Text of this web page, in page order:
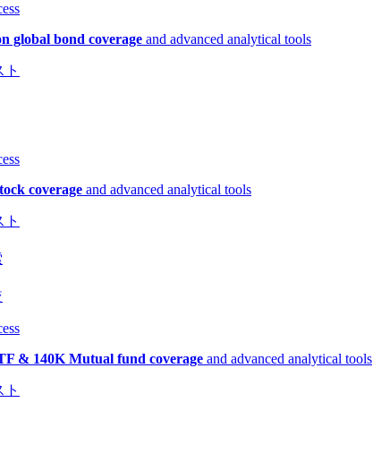
global bond coverage and advanced analytical tools
coverage and advanced analytical tools
& 140K Mutual fund coverage and advanced analytical tools